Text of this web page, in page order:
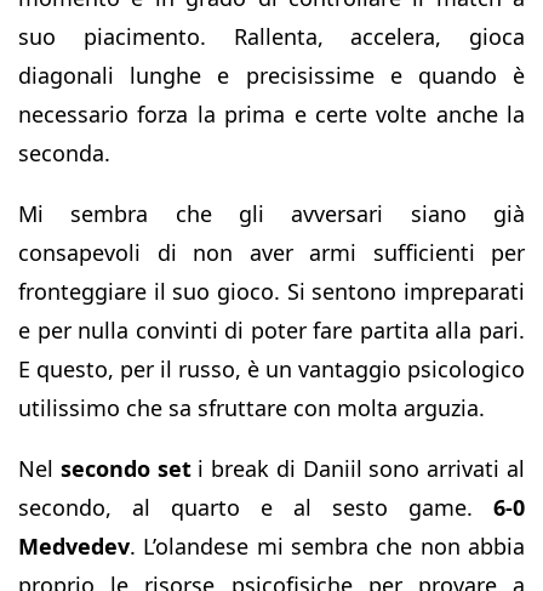
suo piacimento. Rallenta, accelera, gioca
diagonali lunghe e precisissime e quando è
necessario forza la prima e certe volte anche la
seconda.
Mi sembra che gli avversari siano già
consapevoli di non aver armi sufficienti per
fronteggiare il suo gioco. Si sentono impreparati
e per nulla convinti di poter fare partita alla pari.
E questo, per il russo, è un vantaggio psicologico
utilissimo che sa sfruttare con molta arguzia.
Nel secondo seti break di Daniil sono arrivati al
secondo, al quarto e al sesto game. 6-0
Medvedev. L’olandese mi sembra che non abbia
proprio le risorse psicofisiche per provare a